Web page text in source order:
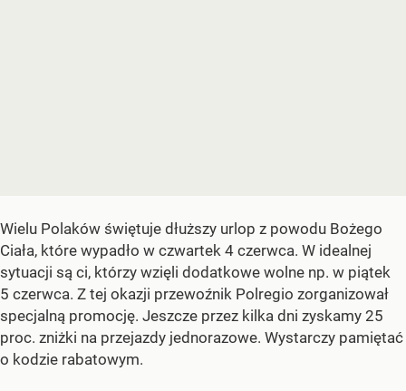
Wielu Polaków świętuje dłuższy urlop z powodu Bożego
Ciała, które wypadło w czwartek 4 czerwca. W idealnej
sytuacji są ci, którzy wzięli dodatkowe wolne np. w piątek
5 czerwca. Z tej okazji przewoźnik Polregio zorganizował
specjalną promocję. Jeszcze przez kilka dni zyskamy 25
proc. zniżki na przejazdy jednorazowe. Wystarczy pamiętać
o kodzie rabatowym.